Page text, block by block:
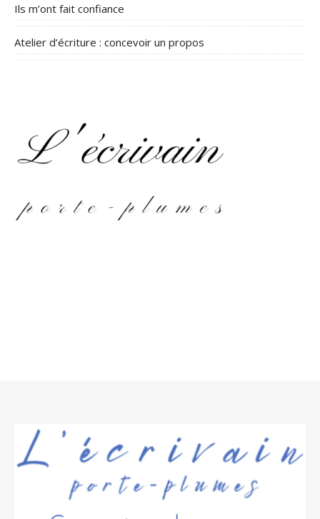
Ils m’ont fait confiance
Atelier d’écriture : concevoir un propos